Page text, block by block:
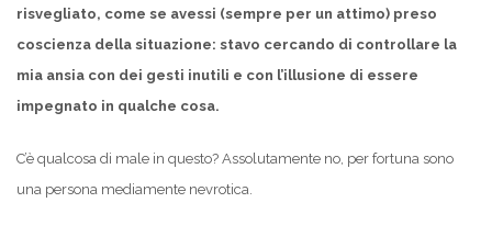
risvegliato, come se avessi (sempre per un attimo) preso
coscienza della situazione: stavo cercando di controllare la
mia ansia con dei gesti inutili e con l’illusione di essere
impegnato in qualche cosa.
C’è qualcosa di male in questo? Assolutamente no, per fortuna sono
una persona mediamente nevrotica.